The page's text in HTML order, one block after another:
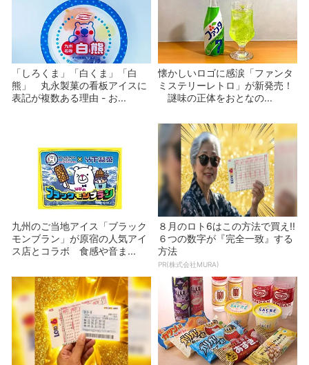
「しろくま」「白くま」「白
熊」 丸永製菓の看板アイスに
表記が複数ある理由 - お...
懐かしいロゴに感涙「ファンタ
ミステリーレトロ」が新発売！
謎味の正体をおとなの...
九州のご当地アイス「ブラック
モンブラン」が原宿の人気アイ
ス店とコラボ 食感や音ま...
８月のロト6はこの方法で買え!!
６つの数字が『完全一致』する
方法
PR(株式会社MURA)